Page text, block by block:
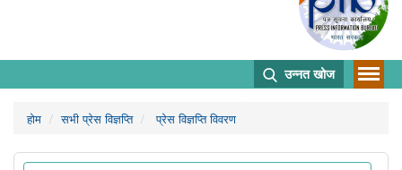
उन्नत खोज
होम सभी प्रेस विज्ञप्ति प्रेस विज्ञप्ति विवरण